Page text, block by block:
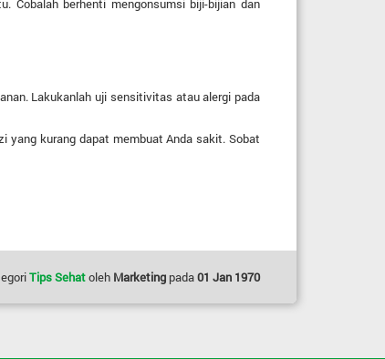
Cobalah berhenti mengonsumsi biji-bijian dan
Lakukanlah uji sensitivitas atau alergi pada
yang kurang dapat membuat Anda sakit. Sobat
Tips Sehatoleh Marketing pada01 Jan 1970